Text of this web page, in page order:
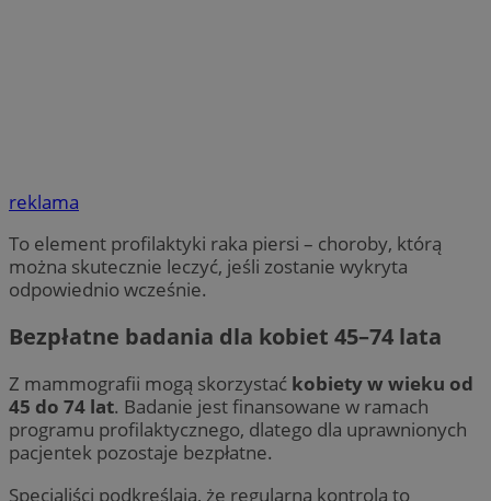
reklama
To element profilaktyki raka piersi – choroby, którą
można skutecznie leczyć, jeśli zostanie wykryta
odpowiednio wcześnie.
Bezpłatne badania dla kobiet 45–74 lata
Z mammografii mogą skorzystać kobiety w wieku od
45 do 74 lat. Badanie jest finansowane w ramach
programu profilaktycznego, dlatego dla uprawnionych
pacjentek pozostaje bezpłatne.
Specjaliści podkreślają, że regularna kontrola to